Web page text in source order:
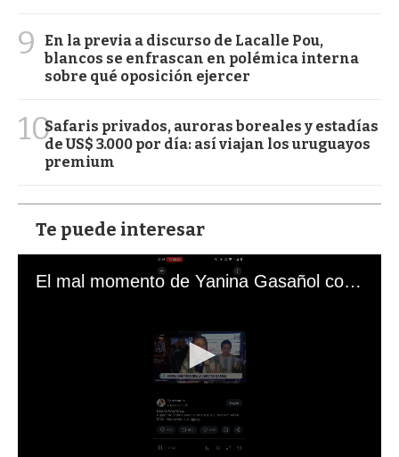
9
En la previa a discurso de Lacalle Pou,
blancos se enfrascan en polémica interna
sobre qué oposición ejercer
10Safaris privados, auroras boreales y estadías
de US$ 3.000 por día: así viajan los uruguayos
premium
Te puede interesar
El mal momento de Yanina Gasañol con un hincha argentino en "Subrayado"